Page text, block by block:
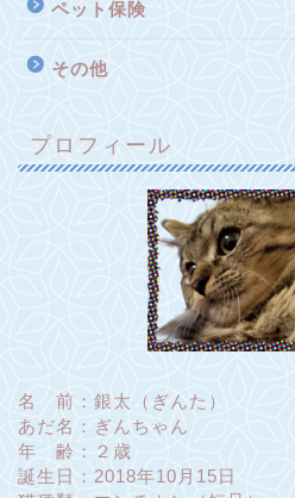
ペット保険
その他
プロフィール
名 前：銀太（ぎんた）
あだ名：ぎんちゃん
年 齢：２歳
誕生日：2018年10月15日